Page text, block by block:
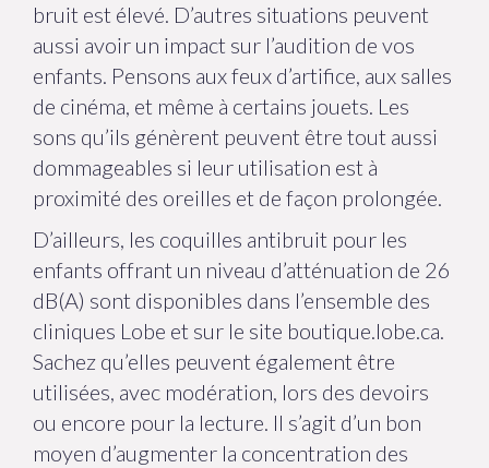
bruit est élevé. D’autres situations peuvent
aussi avoir un impact sur l’audition de vos
enfants. Pensons aux feux d’artifice, aux salles
de cinéma, et même à certains jouets. Les
sons qu’ils génèrent peuvent être tout aussi
dommageables si leur utilisation est à
proximité des oreilles et de façon prolongée.
D’ailleurs, les coquilles antibruit pour les
enfants offrant un niveau d’atténuation de 26
dB(A) sont disponibles dans l’ensemble des
cliniques Lobe et sur le site boutique.lobe.ca.
Sachez qu’elles peuvent également être
utilisées, avec modération, lors des devoirs
ou encore pour la lecture. Il s’agit d’un bon
moyen d’augmenter la concentration des